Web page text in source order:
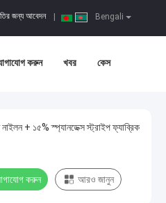
Bengali
জন্য আবেদন
করুন খবর কেস
+ ১৫% স্প্যানডেক্স স্ট্রাইপ ফ্যাব্রিক
করুন আরও জানুন